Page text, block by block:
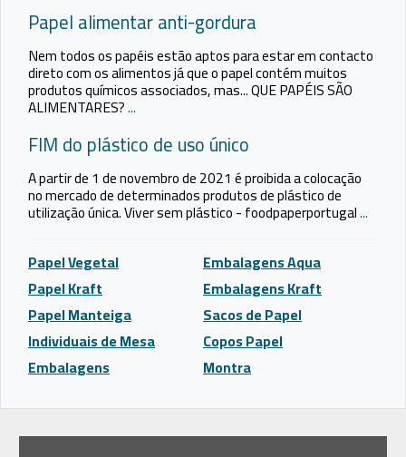
Papel alimentar anti-gordura
Nem todos os papéis estão aptos para estar em contacto
direto com os alimentos já que o papel contém muitos
produtos químicos associados, mas... QUE PAPÉIS SÃO
ALIMENTARES?...
FIM do plástico de uso único
A partir de 1 de novembro de 2021 é proibida a colocação
no mercado de determinados produtos de plástico de
utilização única. Viver sem plástico - foodpaperportugal...
Papel Vegetal
Papel Kraft
Papel Manteiga
Individuais de Mesa
Embalagens
Embalagens Aqua
Embalagens Kraft
Sacos de Papel
Copos Papel
Montra